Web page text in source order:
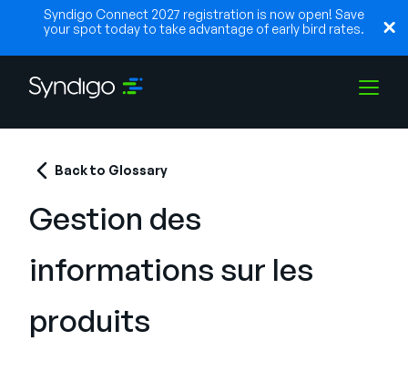
Syndigo Connect 2027 registration is now open! Save
your spot today to take advantage of early bird rates.
Industries
Partenaires
Back to Glossary
Gestion des
informations sur les
produits